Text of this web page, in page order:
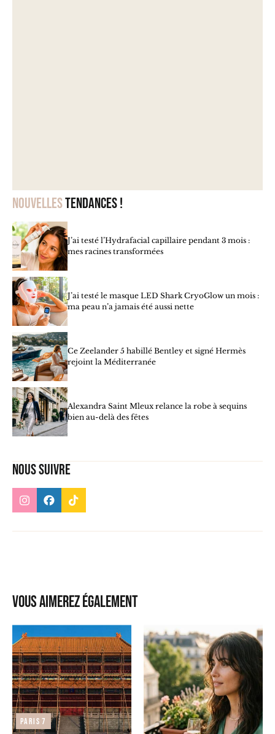
Nouvellestendances !
J’ai testé l’Hydrafacial capillaire pendant 3 mois :
mes racines transformées
J’ai testé le masque LED Shark CryoGlow un mois :
ma peau n’a jamais été aussi nette
Ce Zeelander 5 habillé Bentley et signé Hermès
rejoint la Méditerranée
Alexandra Saint Mleux relance la robe à sequins
bien au-delà des fêtes
Nous suivre
Vous aimerez également
Paris 7